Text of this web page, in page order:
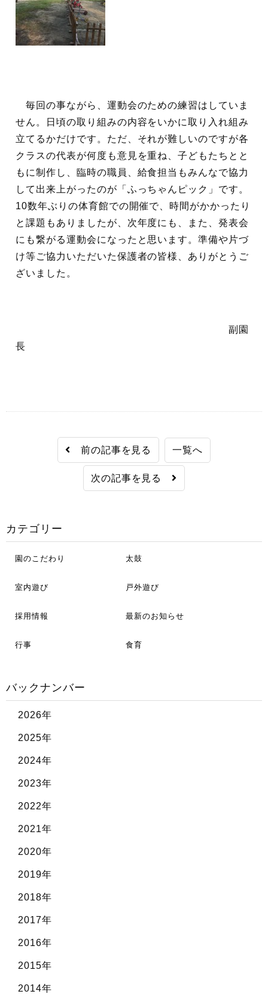
毎回の事ながら、運動会のための練習はしていま
せん。日頃の取り組みの内容をいかに取り入れ組み
立てるかだけです。ただ、それが難しいのですが各
クラスの代表が何度も意見を重ね、子どもたちとと
もに制作し、臨時の職員、給食担当もみんなで協力
して出来上がったのが「ふっちゃんピック」です。
10数年ぶりの体育館での開催で、時間がかかったり
と課題もありましたが、次年度にも、また、発表会
にも繋がる運動会になったと思います。準備や片づ
け等ご協力いただいた保護者の皆様、ありがとうご
ざいました。
副園
長
前の記事を見る 一覧へ
次の記事を見る
カテゴリー
園のこだわり 太鼓
室内遊び 戸外遊び
採用情報 最新のお知らせ
行事 食育
バックナンバー
2026年
2025年
2024年
2023年
2022年
2021年
2020年
2019年
2018年
2017年
2016年
2015年
2014年